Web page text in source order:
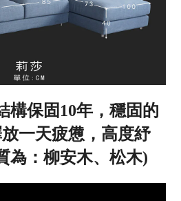
構保固10年，穩固的
一天疲憊，高度紓
為：柳安木、松木)